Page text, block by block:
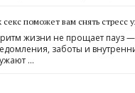
секс поможет вам снять стресс
жизни не прощает пауз
заботы и
…